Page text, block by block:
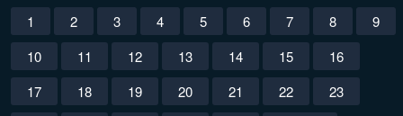
1 2 3 4 5 6 7 8
9
10
11 12 13 14 15
16
17
18 19 20 21 22
23